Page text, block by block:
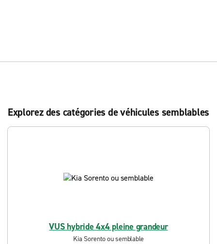
Explorez des catégories de véhicules semblables
VUS hybride 4x4 pleine grandeur
Kia Sorento ou semblable